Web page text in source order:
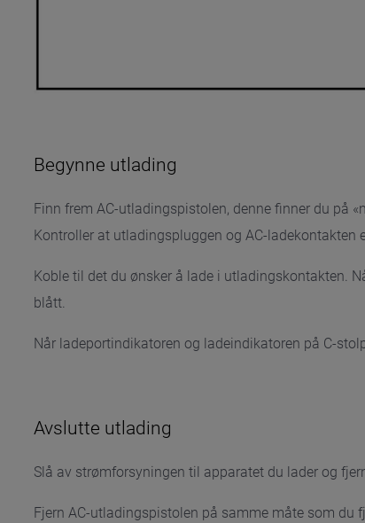
Begynne utlading
Finn frem AC-utladingspistolen, denne finner du på
Kontroller at utladingspluggen og AC-ladekontakten
Koble til det du ønsker å lade i utladingskontakten.
blått.
Når ladeportindikatoren og ladeindikatoren på C-
Avslutte utlading
Slå av strømforsyningen til apparatet du lader og
Fjern AC-utladingspistolen på samme måte som du